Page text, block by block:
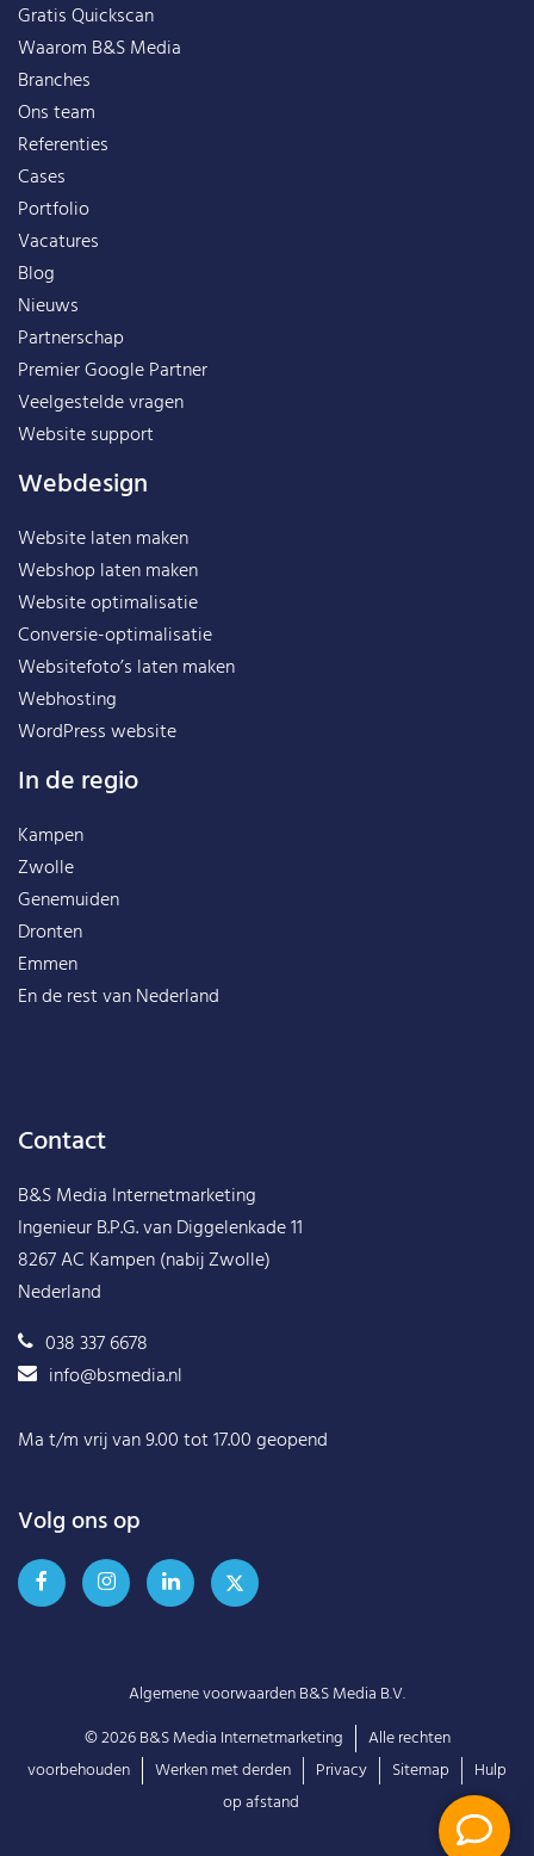
Gratis Quickscan
Waarom B&S Media
Branches
Ons team
Referenties
Cases
Portfolio
Vacatures
Blog
Nieuws
Partnerschap
Premier Google Partner
Veelgestelde vragen
Website support
Webdesign
Website laten maken
Webshop laten maken
Website optimalisatie
Conversie-optimalisatie
Websitefoto’s laten maken
Webhosting
WordPress website
In de regio
Kampen
Zwolle
Genemuiden
Dronten
Emmen
En de rest vanNederland
Contact
B&S Media Internetmarketing
Ingenieur B.P.G. van Diggelenkade 11
8267 AC Kampen (nabij Zwolle)
Nederland
038 337 6678
info@bsmedia.nl
Ma t/m vrij van 9.00 tot 17.00 geopend
Volg ons op
Algemene voorwaarden B&S Media B.V.
© 2026B&S Media Internetmarketing
Alle rechten
voorbehouden
Werken met derden Privacy Sitemap
Hulp
op afstand